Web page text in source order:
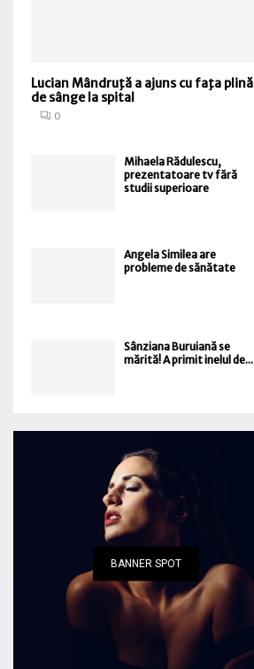
Lucian Mândruţă a ajuns cu faţa plină
de sânge la spital
0
Mihaela Rădulescu,
prezentatoare tv fără
studii superioare
Angela Similea are
probleme de sănătate
Sânziana Buruiană se
mărită! A primit inelul de...
BANNER SPOT